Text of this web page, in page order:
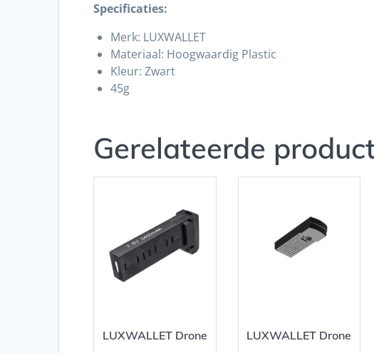
Specificaties:
Merk: LUXWALLET
Materiaal: Hoogwaardig Plastic
Kleur: Zwart
45g
Gerelateerde
LUXWALLET Drone
LUXWALLET Drone